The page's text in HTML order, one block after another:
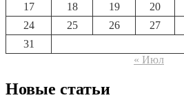
17
18 19 20
24
25 26 27
31
« Июл
Новые статьи